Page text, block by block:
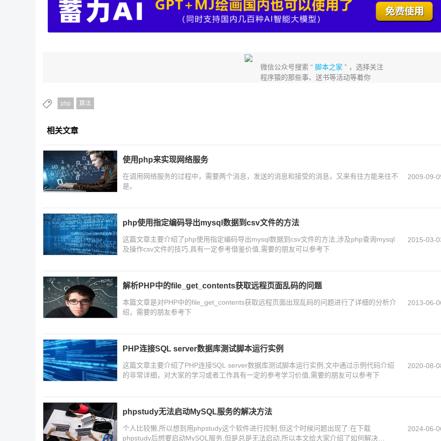
微信公众号搜索 “脚本之家 ” ，选择关注
程序猿的那些事、送书等活动等着你
php 算法
相关文章
使用php来实现网络服务
在调用网络服务的过程中，需要两个消息，发送的消息和接受的消息，又来有往方能来往不
是。
2009-09-
php使用指定编码导出mysql数据到csv文件的方法
这篇文章主要介绍了php使用指定编码导出mysql数据到csv文件的方法,涉及php查询mysql
及操作csv文件的技巧,具有一定参考借鉴价值,需要的朋友可以参考下
2015-03-
解析PHP中的file_get_contents获取远程页面乱码的问题
本篇文章是对PHP中的file_get_contents获取远程页面出现乱码的问题进行了详细的分析介
绍，需要的朋友参考下
2013-06-
PHP连接SQL server数据库测试脚本运行实例
这篇文章主要介绍了PHP连接SQL server数据库测试脚本运行实例,文中通过示例代码介绍
的非常详细，对大家的学习或者工作具有一定的参考学习价值,需要的朋友可以参考下
2020-08-
phpstudy无法启动MySQL服务的解决方法
个人比较懒,所以想到用phpstudy这个软件进行控制,但这个时候问题出现了:在下载
phpstudy后想要启动MySQL服务,但是总是无法启动,所以本文给大家介绍了如何解决
2024-06-